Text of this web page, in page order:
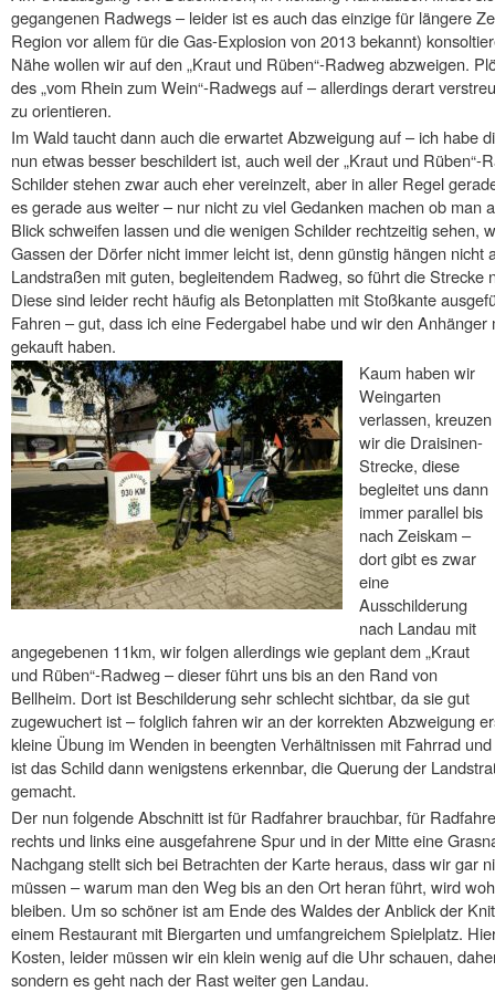
gegangenen Radwegs – leider ist es auch das einzige für längere
Region vor allem für die Gas-Explosion von 2013 bekannt)
Nähe wollen wir auf den „Kraut und Rüben“-Radweg abzweigen.
des „vom Rhein zum Wein“-Radwegs auf – allerdings derart
zu orientieren.
Im Wald taucht dann auch die erwartet Abzweigung auf – ich habe
nun etwas besser beschildert ist, auch weil der „Kraut und Rüben“-
Schilder stehen zwar auch eher vereinzelt, aber in aller Regel
es gerade aus weiter – nur nicht zu viel Gedanken machen ob man
Blick schweifen lassen und die wenigen Schilder rechtzeitig sehen,
Gassen der Dörfer nicht immer leicht ist, denn günstig hängen nicht
Landstraßen mit guten, begleitendem Radweg, so führt die Strecke
Diese sind leider recht häufig als Betonplatten mit Stoßkante
Fahren – gut, dass ich eine Federgabel habe und wir den
gekauft haben.
Kaum haben wir
Weingarten
verlassen, kreuzen
wir die Draisinen-
Strecke, diese
begleitet uns dann
immer parallel bis
nach Zeiskam –
dort gibt es zwar
eine
Ausschilderung
nach Landau mit
angegebenen 11km, wir folgen allerdings wie geplant dem „Kraut
und Rüben“-Radweg – dieser führt uns bis an den Rand von
Bellheim. Dort ist Beschilderung sehr schlecht sichtbar, da sie gut
zugewuchert ist – folglich fahren wir an der korrekten Abzweigung
kleine Übung im Wenden in beengten Verhältnissen mit Fahrrad
ist das Schild dann wenigstens erkennbar, die Querung der
gemacht.
Der nun folgende Abschnitt ist für Radfahrer brauchbar, für
rechts und links eine ausgefahrene Spur und in der Mitte eine
Nachgang stellt sich bei Betrachten der Karte heraus, dass wir gar
müssen – warum man den Weg bis an den Ort heran führt, wird
bleiben. Um so schöner ist am Ende des Waldes der Anblick der
einem Restaurant mit Biergarten und umfangreichem Spielplatz.
Kosten, leider müssen wir ein klein wenig auf die Uhr schauen,
sondern es geht nach der Rast weiter gen Landau.